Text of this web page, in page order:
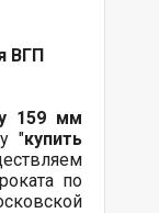
ВГП
159 мм
"купить
по